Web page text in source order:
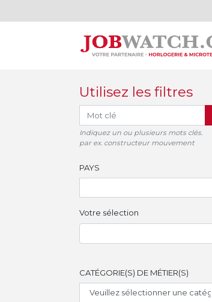
Utilisez les filtres
Indiquez un ou plusieurs mots clés.
par ex. constructeur mouvement
PAYS
Votre sélection
CATÉGORIE(S) DE MÉTIER(S)